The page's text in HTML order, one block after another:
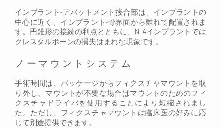
インプラント-アバットメント接合部は、インプラントの
中心に近く、インプラント-骨界面から離れて配置されま
す。円錐形の接続の利点とともに、NTAインプラントでは
クレスタルボーンの損失はまれな現象です。
ノーマウントシステム
手術時間は、パッケージからフィクスチャマウントを取
り外し、マウントが不要な場合はマウントのためのフィ
クスチャドライバを使用することにより短縮されまし
た。ただし、フィクスチャマウントは臨床医の好みに応
じて別途提供できます。